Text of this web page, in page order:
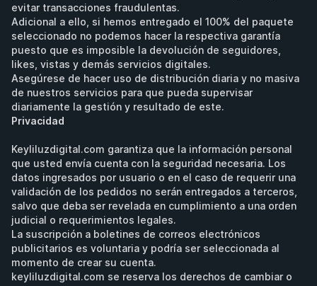
evitar transacciones fraudulentas.
Adicional a ello, si hemos entregado el 100% del paquete
seleccionado no podemos hacer la respectiva garantía
puesto que es imposible la devolución de seguidores,
likes, vistas y demás servicios digitales.
Asegúrese de hacer uso de distribución diaria y no masiva
de nuestros servicios para que pueda supervisar
diariamente la gestión y resultado de este.
Privacidad
Keyliluzdigital.com garantiza que la información personal
que usted envía cuenta con la seguridad necesaria. Los
datos ingresados por usuario o en el caso de requerir una
validación de los pedidos no serán entregados a terceros,
salvo que deba ser revelada en cumplimiento a una orden
judicial o requerimientos legales.
La suscripción a boletines de correos electrónicos
publicitarios es voluntaria y podría ser seleccionada al
momento de crear su cuenta.
keyliluzdigital.com se reserva los derechos de cambiar o